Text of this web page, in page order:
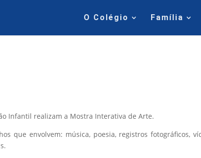
O Colégio Família
Infantil realizam a Mostra Interativa de Arte.
que envolvem: música, poesia, registros fotográficos,